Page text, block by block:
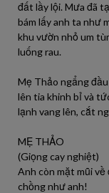
đất lầy lội. Mưa đã
bám lấy anh ta như
khu vườn nhỏ um
luống rau.
Mẹ Thảo ngẩng
lên tia khinh bỉ và
lạnh vang lên, cắt
MẸ THẢO
(Giọng cay nghiệt)
Anh còn mặt mũi về
chồng như anh!